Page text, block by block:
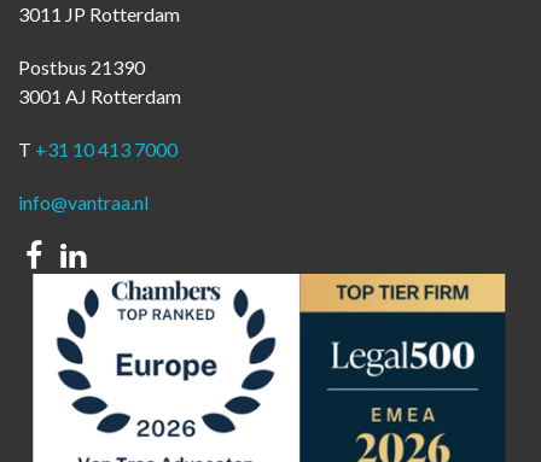
3011 JP Rotterdam
Postbus 21390
3001 AJ Rotterdam
T +31 10 413 7000
info@vantraa.nl
Facebook
Linkedin